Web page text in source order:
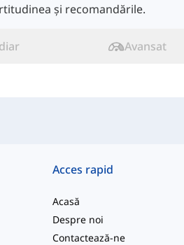
și recomandările.
Avansat
Acces rapid
Acasă
Despre noi
Contactează-ne